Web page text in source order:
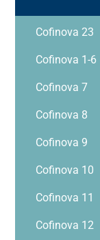
Cofinova 23
Cofinova 1-6
Cofinova 7
Cofinova 8
Cofinova 9
Cofinova 10
Cofinova 11
Cofinova 12